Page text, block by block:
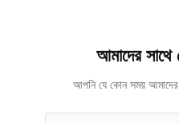
আমাদের
আপনি যে কোন সময় আমাদের